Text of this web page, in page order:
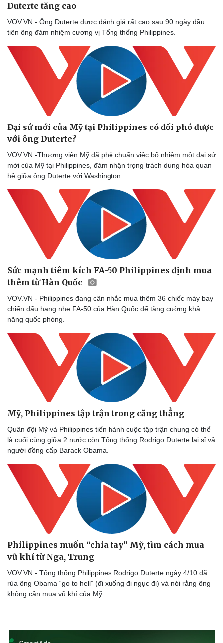
Lịch thi đấu bóng đá
eSports
Hậu trường
Duterte tăng cao
VOV.VN - Ông Duterte được đánh giá rất cao sau 90 ngày đầu
tiên ông đảm nhiệm cương vị Tổng thống Philippines.
Đại sứ mới của Mỹ tại Philippines có đối phó được
với ông Duterte?
VOV.VN -Thượng viện Mỹ đã phê chuẩn việc bổ nhiệm một đại sứ
mới của Mỹ tại Philippines, đảm nhận trọng trách dung hòa quan
hệ giữa ông Duterte với Washington.
Sức mạnh tiêm kích FA-50 Philippines định mua
thêm từ Hàn Quốc
VOV.VN - Philippines đang cân nhắc mua thêm 36 chiếc máy bay
chiến đấu hạng nhẹ FA-50 của Hàn Quốc để tăng cường khả
năng quốc phòng.
Mỹ, Philippines tập trận trong căng thẳng
Quân đội Mỹ và Philippines tiến hành cuộc tập trận chung có thể
là cuối cùng giữa 2 nước còn Tổng thống Rodrigo Duterte lại sỉ vả
người đồng cấp Barack Obama.
Philippines muốn “chia tay” Mỹ, tìm cách mua
vũ khí từ Nga, Trung
VOV.VN - Tổng thống Philippines Rodrigo Duterte ngày 4/10 đã
rủa ông Obama “go to hell” (đi xuống đi ngục đi) và nói rằng ông
không cần mua vũ khí của Mỹ.